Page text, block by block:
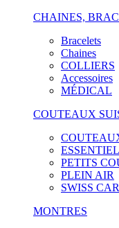
CHAINES,
Bracelets
Chaines
COLLIERS
Accessoires
MÉDICAL
COUTEAUX
PETITS
PLEIN AIR
SWISS
MONTRES